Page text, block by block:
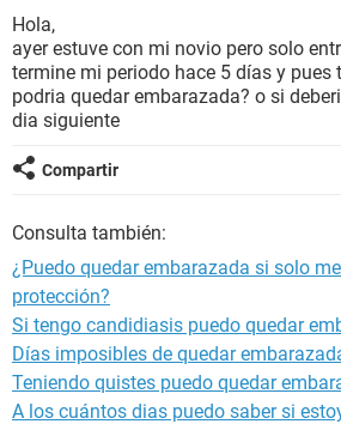
SEXUALIDAD
GLOSARIO
Hola,
ayer estuve con mi novio pero solo
termine mi periodo hace 5 días y pues
podria quedar embarazada? o si
dia siguiente
Compartir
Consulta también:
¿Puedo quedar embarazada si solo
protección?
Si tengo candidiasis puedo quedar
Días imposibles de quedar
Teniendo quistes puedo quedar
A los cuántos dias puedo saber si